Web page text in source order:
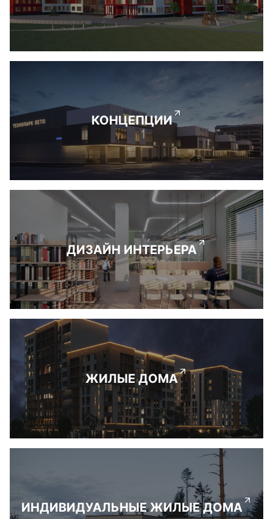
КОНЦЕПЦИИ
ДИЗАЙН ИНТЕРЬЕРА
ЖИЛЫЕ ДОМА
ИНДИВИДУАЛЬНЫЕ ЖИЛЫЕ ДОМА